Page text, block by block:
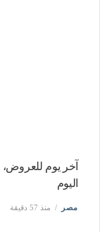
آخر يوم
اليوم
مصر منذ 57 دقيقة